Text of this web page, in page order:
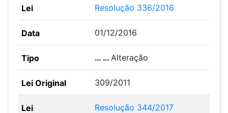
Resolução 336/2016
01/12/2016
… …Alteração
309/2011
Resolução 344/2017